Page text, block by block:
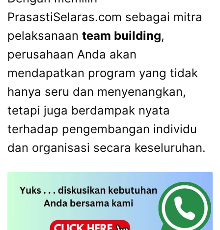
PrasastiSelaras.com sebagai mitra
pelaksanaan team building,
perusahaan Anda akan
mendapatkan program yang tidak
hanya seru dan menyenangkan,
tetapi juga berdampak nyata
terhadap pengembangan individu
dan organisasi secara keseluruhan.